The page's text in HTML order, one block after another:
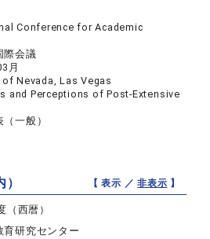
Conference for Academic
際会議
月
Nevada, Las Vegas
and Perceptions of Post-Extensive
一般）
【 表示 ／非表示 】
（西暦）
育研究センター